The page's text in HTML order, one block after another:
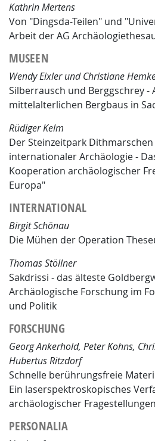
Kathrin Mertens
Von "Dingsda-Teilen" und
Arbeit der AG
MUSEEN
Wendy Eixler und Christiane
Silberrausch und Berggschrey -
mittelalterlichen Bergbaus in
Rüdiger Kelm
Der Steinzeitpark Dithmarschen
internationaler Archäologie -
Kooperation archäologischer
Europa"
INTERNATIONAL
Birgit Schönau
Die Mühen der Operation
Thomas Stöllner
Sakdrissi - das älteste
Archäologische Forschung im
und Politik
FORSCHUNG
Georg Ankerhold, Peter Kohns,
Hubertus Ritzdorf
Schnelle berührungsfreie
Ein laserspektroskopisches
archäologischer Fragestellungen
PERSONALIA